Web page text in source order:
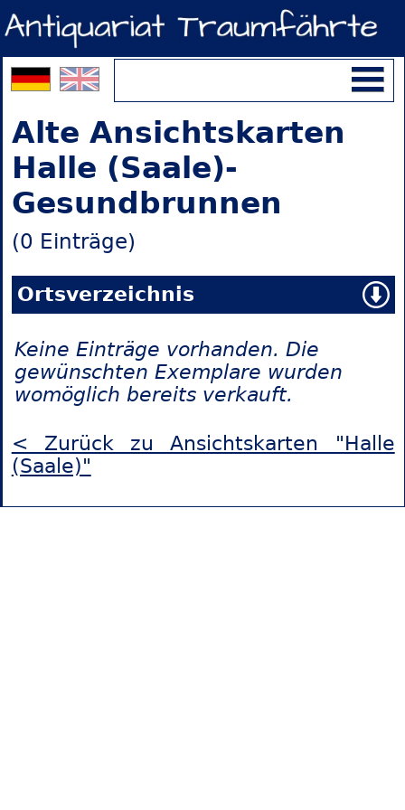
Alte Ansichtskarten
Halle (Saale)-
Gesundbrunnen
(0 Einträge)
Ortsverzeichnis
Keine Einträge vorhanden. Die
gewünschten Exemplare wurden
womöglich bereits verkauft.
< Zurück zu Ansichtskarten "Halle
(Saale)"